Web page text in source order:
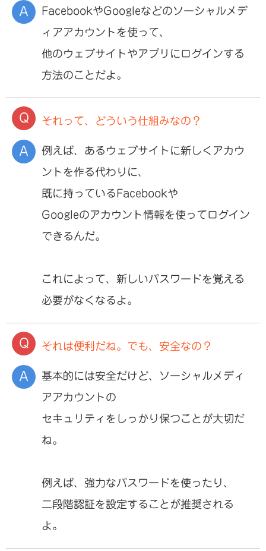
FacebookやGoogleなどのソーシャルメデ
ィアアカウントを使って、
他のウェブサイトやアプリにログインする
方法のことだよ。
それって、どういう仕組みなの？
例えば、あるウェブサイトに新しくアカウ
ントを作る代わりに、
既に持っているFacebookや
Googleのアカウント情報を使ってログイン
できるんだ。
これによって、新しいパスワードを覚える
必要がなくなるよ。
それは便利だね。でも、安全なの？
基本的には安全だけど、ソーシャルメディ
アアカウントの
セキュリティをしっかり保つことが大切だ
ね。
例えば、強力なパスワードを使ったり、
二段階認証を設定することが推奨される
よ。